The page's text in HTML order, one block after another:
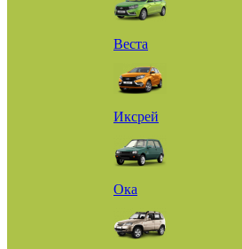
Веста
Иксрей
Ока